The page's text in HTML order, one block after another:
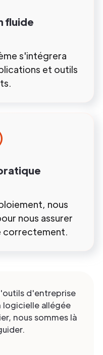
fluide
s'intégrera
et outils
nous
nous assurer
correctement.
d'entreprise
allégée
nous sommes là